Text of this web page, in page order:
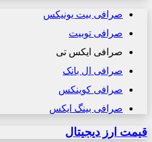
صرافی بیت یونیکس
صرافی توبیت
صرافی ایکس تی
صرافی ال بانک
صرافی کوینکس
صرافی بینگ ایکس
قیمت ارز دیجیتال